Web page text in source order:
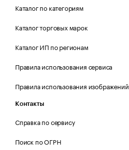
Каталог по категориям
Каталог торговых марок
Каталог ИП по регионам
Правила использования сервиса
Правила использования изображений
Контакты
Справка по сервису
Поиск по ОГРН